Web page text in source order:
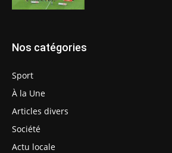
Nos catégories
Sport
À la Une
Articles divers
Société
Actu locale